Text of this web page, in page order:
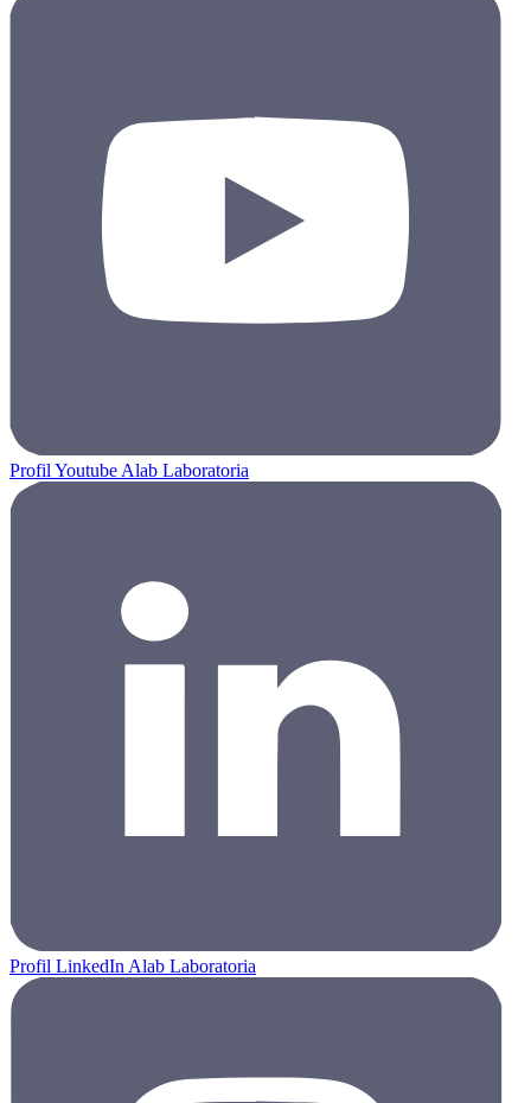
Profil Youtube Alab Laboratoria
Profil LinkedIn Alab Laboratoria